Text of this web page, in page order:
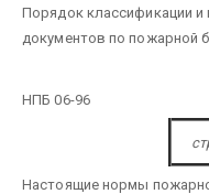
Порядок классификации
документов по пожарной
НПБ 06-96
Настоящие нормы